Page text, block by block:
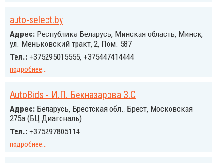
auto-select.by
Адрес: Республика Беларусь, Минская область, Минск,
ул. Меньковский тракт, 2, Пом. 587
Тел.: +375295015555, +375447414444
подробнее...
AutoBids - И.П. Бекназарова З.С
Адрес: Беларусь, Брестская обл., Брест, Московская
275а (БЦ Диагональ)
Тел.: +375297805114
подробнее...